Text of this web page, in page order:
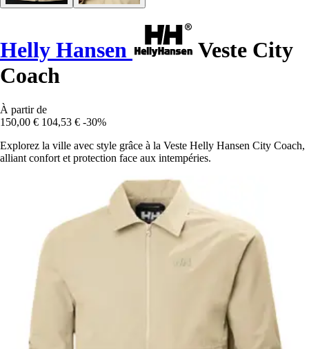
Helly Hansen
Veste City
Coach
À partir de
150,00 € 104,53 € -30%
Explorez la ville avec style grâce à la Veste Helly Hansen City Coach,
alliant confort et protection face aux intempéries.